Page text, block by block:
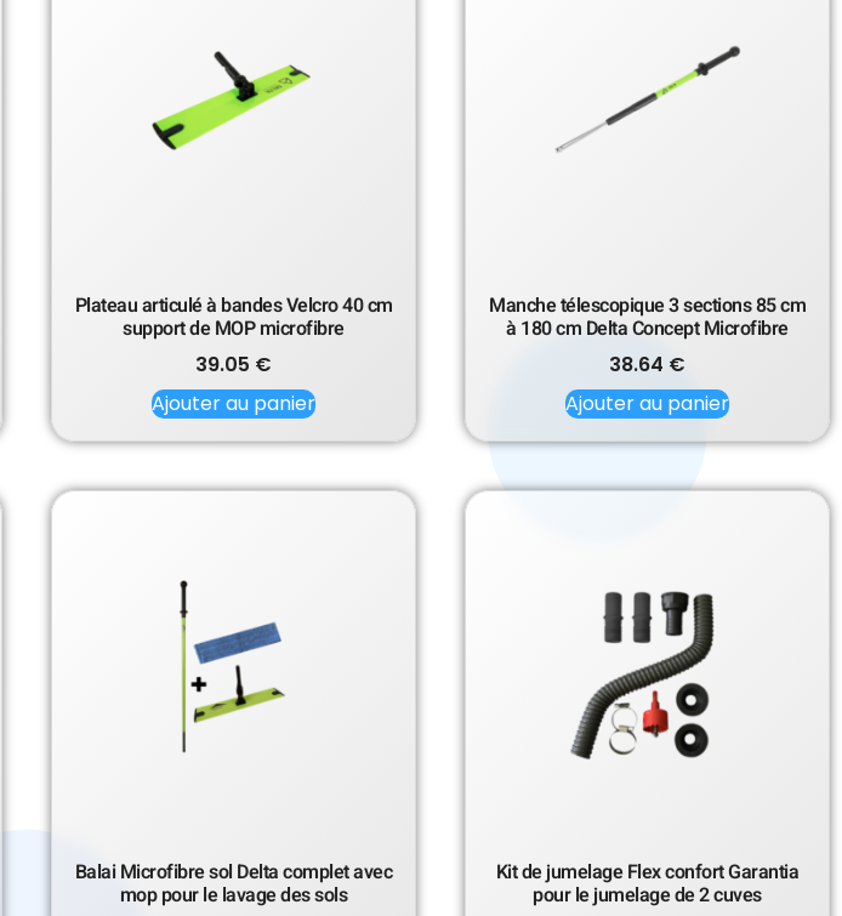
Plateau articulé à bandes Velcro 40 cm
support de MOP microfibre
39.05 €
Ajouter au panier
Manche télescopique 3 sections 85 cm
à 180 cm Delta Concept Microfibre
38.64 €
Ajouter au panier
Balai Microfibre sol Delta complet avec
mop pour le lavage des sols
Kit de jumelage Flex confort Garantia
pour le jumelage de 2 cuves